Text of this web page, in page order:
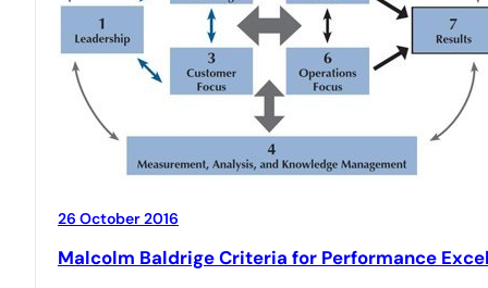
26 October 2016
Malcolm Baldrige Criteria for Performance